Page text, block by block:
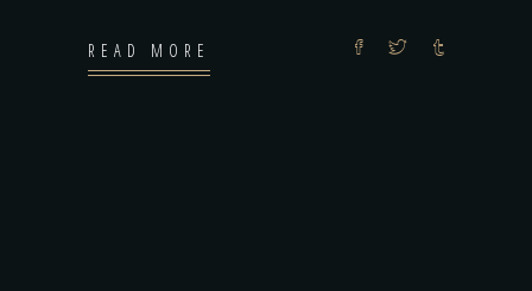
READ MORE